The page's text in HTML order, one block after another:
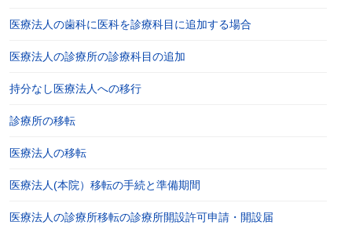
医療法人の歯科に医科を診療科目に追加する場合
医療法人の診療所の診療科目の追加
持分なし医療法人への移行
診療所の移転
医療法人の移転
医療法人(本院）移転の手続と準備期間
医療法人の診療所移転の診療所開設許可申請・開設届